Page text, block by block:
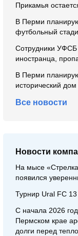
Прикамья
В Перми
футбольный
Сотрудники
иностранца,
В Перми
исторический
Все новости
Новости
На мысе
появился
Турнир Ural FC
С начала 2026
Пермском крае
долги перед